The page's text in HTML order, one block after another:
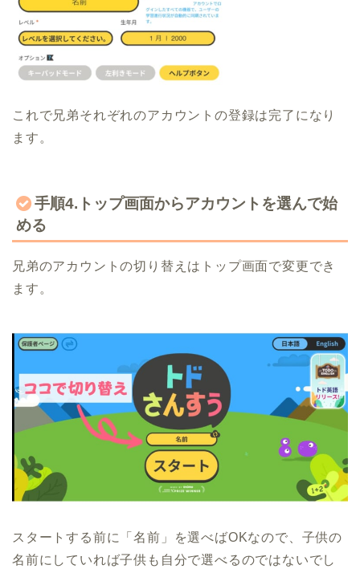
これで兄弟それぞれのアカウントの登録は完了になり
ます。
手順4.トップ画面からアカウントを選んで始
める
兄弟のアカウントの切り替えはトップ画面で変更でき
ます。
スタートする前に「名前」を選べばOKなので、子供の
名前にしていれば子供も自分で選べるのではないでし